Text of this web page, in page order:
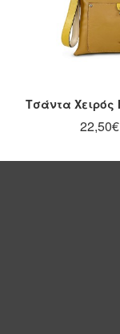
22,50€